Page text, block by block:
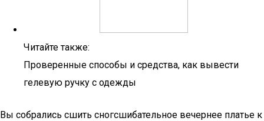
Читайте также:
Проверенные способы и средства, как вывести
гелевую ручку с одежды
Вы собрались сшить сногсшибательное вечернее платье к